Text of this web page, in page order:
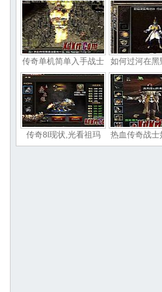
传奇单机简单入手战士 如何过河在黑
传奇8l现状,光看祖玛 热血传奇战士